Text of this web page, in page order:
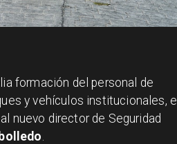
formación del personal de
y vehículos institucionales, el
nuevo director de Seguridad